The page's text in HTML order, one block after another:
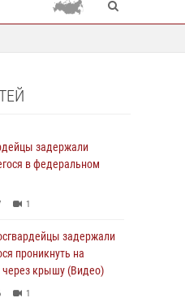
задержали
в федеральном
1
задержали
проникнуть на
крышу (Видео)
1